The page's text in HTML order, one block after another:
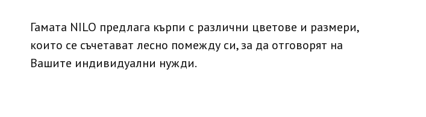
Гамата NILO предлага кърпи с различни цветове и размери,
които се съчетават лесно помежду си, за да отговорят на
Вашите индивидуални нужди.